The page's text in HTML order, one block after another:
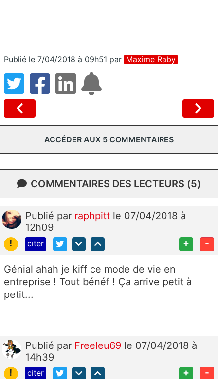
Publié le 7/04/2018 à 09h51 par Maxime Raby
ACCÉDER AUX 5 COMMENTAIRES
COMMENTAIRES DES LECTEURS (5)
Publié par raphpitt le 07/04/2018 à
12h09
!
citer + -
Génial ahah je kiff ce mode de vie en
entreprise ! Tout bénéf ! Ça arrive petit à
petit...
Publié par Freeleu69 le 07/04/2018 à
14h39
!
citer + -